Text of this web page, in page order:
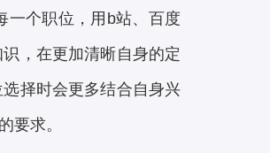
一个职位，用b站、百度
，在更加清晰自身的定
择时会更多结合自身兴
要求。